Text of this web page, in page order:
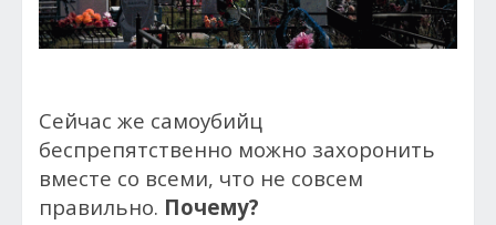
Сейчас же самоубийц
беспрепятственно можно захоронить
вместе со всеми, что не совсем
правильно. Почему?